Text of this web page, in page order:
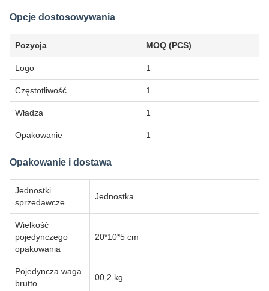
Opcje dostosowywania
Pozycja MOQ (PCS)
Logo 1
Częstotliwość 1
Władza 1
Opakowanie 1
Opakowanie i dostawa
Jednostki
sprzedawcze
Jednostka
Wielkość
pojedynczego
opakowania
20*10*5 cm
Pojedyncza waga
brutto
00,2 kg